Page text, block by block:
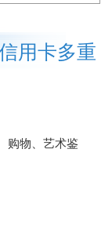
用卡多重
购物、艺术鉴